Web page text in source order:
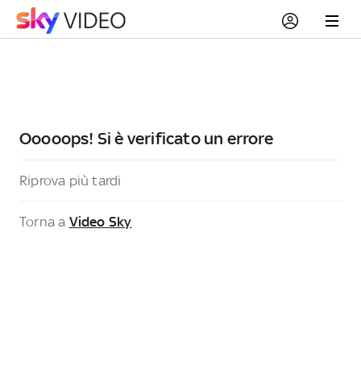
Ooooops! Si è verificato un errore
Riprova più tardi
Torna a Video Sky